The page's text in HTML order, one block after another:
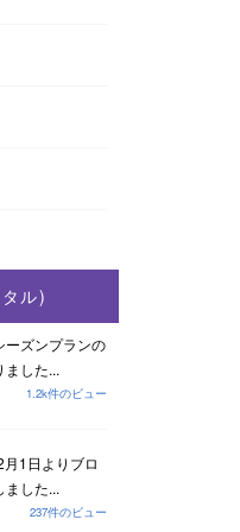
ル)
ーズンプランの
ました...
1.2k件のビュー
1日よりブロ
ました...
237件のビュー